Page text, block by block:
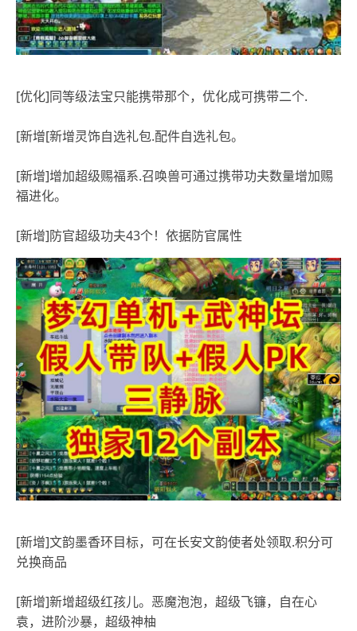
[优化]同等级法宝只能携带那个，优化成可携带二个.
[新增[新增灵饰自选礼包.配件自选礼包。
[新增]增加超级赐福系.召唤兽可通过携带功夫数量增加赐
福进化。
[新增]防官超级功夫43个！依据防官属性
[新增]文韵墨香环目标，可在长安文韵使者处领取.积分可
兑换商品
[新增]新增超级红孩儿。恶魔泡泡，超级飞镰，自在心
袁，进阶沙暴，超级神柚